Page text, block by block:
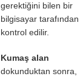
gerektiğini bilen bir
bilgisayar tarafından
kontrol edilir.
Kumaş alan
dokunduktan sonra,